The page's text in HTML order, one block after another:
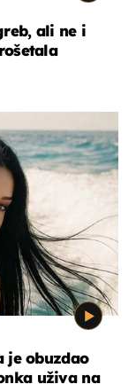
ali ne i
je obuzdao
uživa na